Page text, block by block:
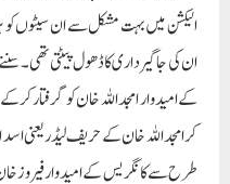
اپنی امیدواری کا دعوی کر رہی ہیں
نوہیرا شیخ بھی بہت زور دار اندا ز میں
پتہ چلتا ہے کہ اویسی ڈاکٹر نوہیرا شیخ
یہ ہے کہ ہر محاذ پر اویسی صاحب کو منہ کی
کے لئے تر نوالہ ثابت نہیں ہونگی۔